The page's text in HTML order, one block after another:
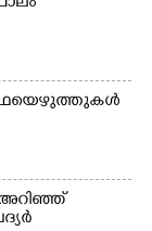
കഥയെഴുത്തുകൾ
അറിഞ്ഞ്